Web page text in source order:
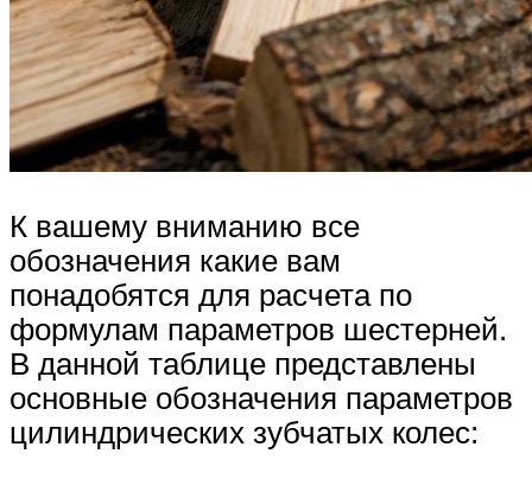
К вашему вниманию все
обозначения какие вам
понадобятся для расчета по
формулам параметров шестерней.
В данной таблице представлены
основные обозначения параметров
цилиндрических зубчатых колес: